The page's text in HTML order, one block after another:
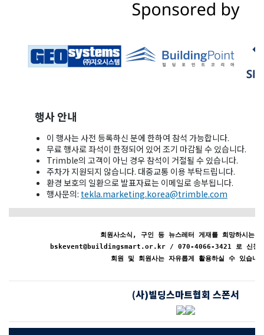
행사 안내
이 행사는 사전 등록하신 분에 한하여 참석 가능합니다.
무료 행사로 좌석이 한정되어 있어 조기 마감될 수 있습니다.
Trimble의 고객이 아닌 경우 참석이 거절될 수 있습니다.
주차가 지원되지 않습니다. 대중교통 이용 부탁드립니다.
환경 보호의 일환으로 발표자료는 이메일로 송부됩니다.
행사문의: tekla.marketing.korea@trimble.com
회원사소식, 구인 등 뉴스레터 게재를 희망하시는
bskevent@buildingsmart.or.kr / 070-4066-3421 로 신청하
회원 및 회원사는 자유롭게 활용하실 수 있습니
(사)빌딩스마트협회 스폰서